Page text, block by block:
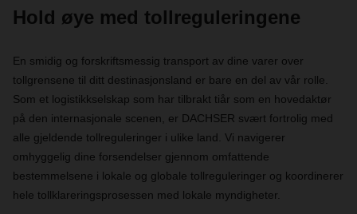
Hold øye med tollreguleringene
En smidig og forskriftsmessig transport av dine varer over
tollgrensene til ditt destinasjonsland er bare en del av vår rolle.
Som et logistikkselskap som har tilbrakt tiår som en hovedaktør
på den internasjonale scenen, er DACHSER svært fortrolig med
alle gjeldende tollreguleringer i ulike land. Vi navigerer
omhyggelig dine forsendelser gjennom omfattende
bestemmelsene i lokale og globale tollreguleringer og koordinerer
hele tollklareringsprosessen med lokale myndigheter.